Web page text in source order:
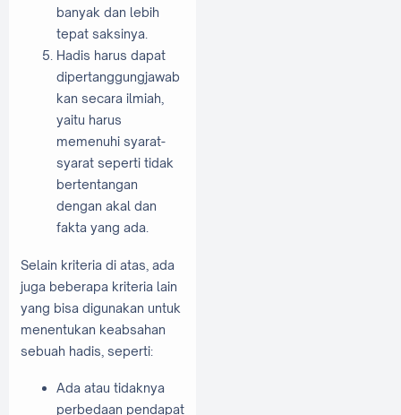
banyak dan lebih
tepat saksinya.
Hadis harus dapat
dipertanggungjawab
kan secara ilmiah,
yaitu harus
memenuhi syarat-
syarat seperti tidak
bertentangan
dengan akal dan
fakta yang ada.
Selain kriteria di atas, ada
juga beberapa kriteria lain
yang bisa digunakan untuk
menentukan keabsahan
sebuah hadis, seperti:
Ada atau tidaknya
perbedaan pendapat